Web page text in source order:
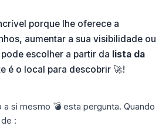
porque lhe oferece a
aumentar a sua visibilidade ou
escolher a partir da lista da
é o local para descobrir 🚀!
si mesmo 💣 esta pergunta. Quando
: